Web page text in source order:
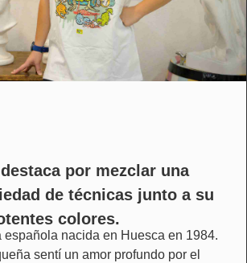
por mezclar una
de técnicas junto a su
colores.
española nacida en Huesca en 1984.
sentí un amor profundo por el